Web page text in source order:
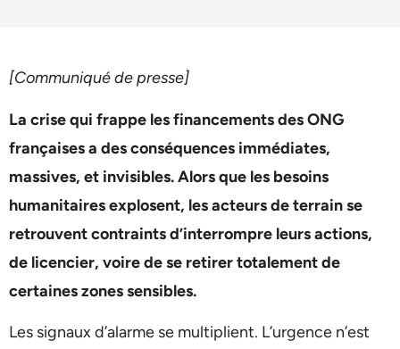
[Communiqué de presse]
La crise qui frappe les financements des ONG
françaises a des conséquences immédiates,
massives, et invisibles. Alors que les besoins
humanitaires explosent, les acteurs de terrain se
retrouvent contraints d’interrompre leurs actions,
de licencier, voire de se retirer totalement de
certaines zones sensibles.
Les signaux d’alarme se multiplient. L’urgence n’est